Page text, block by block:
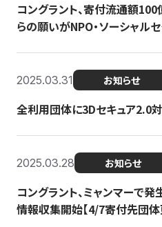
コングラント、寄付流通額
らの願いがNPO・ソーシャル
2025.03.31 お知らせ
全利用団体に3Dセキュア2.0
2025.03.28 お知らせ
コングラント、ミャンマーで
情報収集開始【4/7寄付先団体